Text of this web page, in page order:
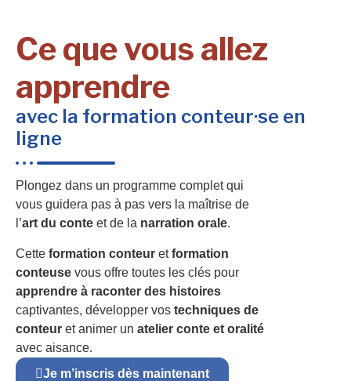
Ce que vous allez
apprendre
avec la formation conteur·se en
ligne
Plongez dans un programme complet qui
vous guidera pas à pas vers la maîtrise de
l’art du conte et de la narration orale.
Cette formation conteur etformation
conteuse vous offre toutes les clés pour
apprendre à raconter des histoires
captivantes, développer vos techniques de
conteur et animer un atelier conte et oralité
avec aisance.
Je m’inscris dès maintenant